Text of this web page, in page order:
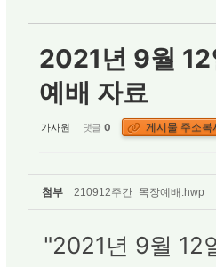
2021년 9월
예배 자료
가사원 댓글 0 게시물 주소복
첨부 210912주간_목장예배.hwp
"2021년 9월 12